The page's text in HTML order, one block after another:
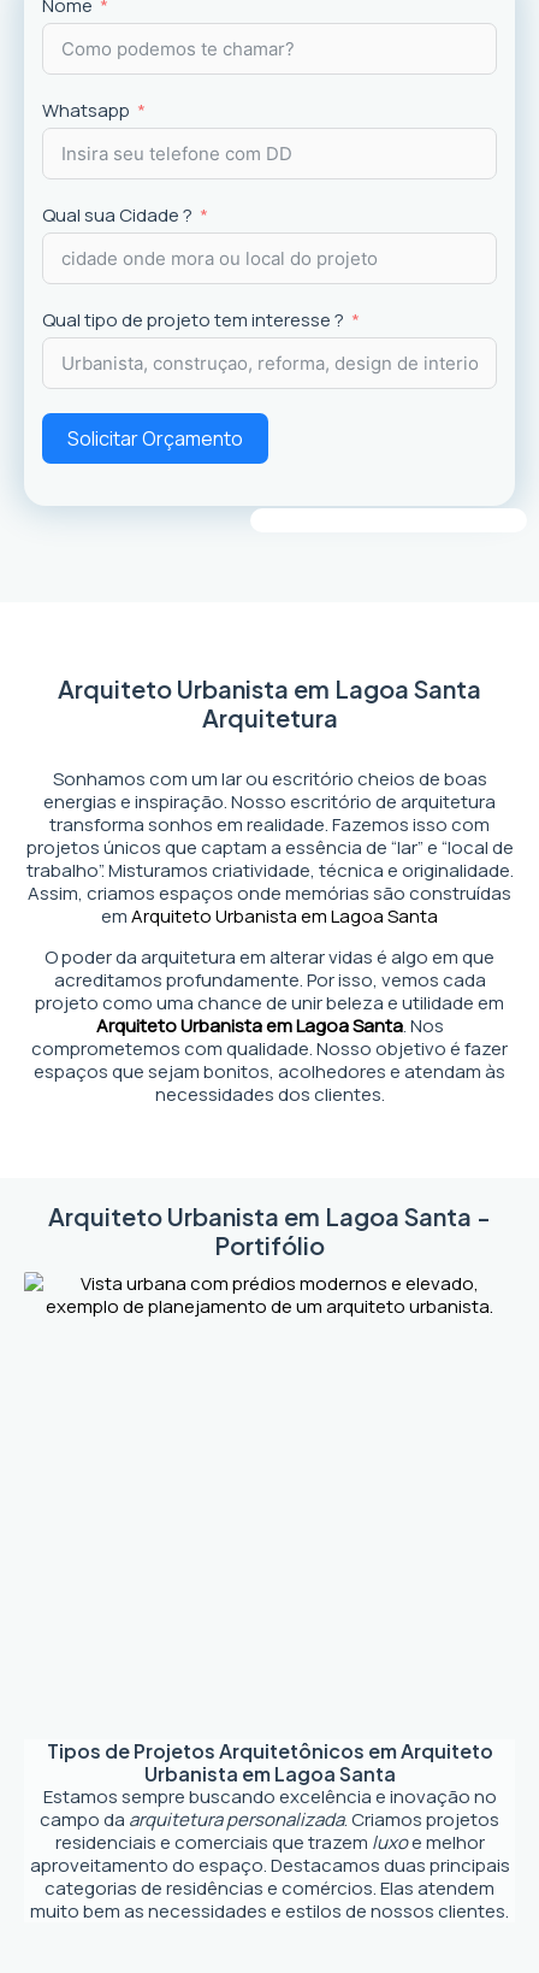
experiência dos usuários.
Nome
Whatsapp
Qual sua Cidade ?
Qual tipo de projeto tem interesse ?
Solicitar Orçamento
Arquiteto Urbanista em Lagoa Santa
Arquitetura
Sonhamos com um lar ou escritório cheios de boas
energias e inspiração. Nosso escritório de arquitetura
transforma sonhos em realidade. Fazemos isso com
projetos únicos que captam a essência de “lar” e “local de
trabalho”. Misturamos criatividade, técnica e originalidade.
Assim, criamos espaços onde memórias são construídas
emArquiteto Urbanista em Lagoa Santa
O poder da arquitetura em alterar vidas é algo em que
acreditamos profundamente. Por isso, vemos cada
projeto como uma chance de unir beleza e utilidade em
Arquiteto Urbanista em Lagoa Santa. Nos
comprometemos com qualidade. Nosso objetivo é fazer
espaços que sejam bonitos, acolhedores e atendam às
necessidades dos clientes.
Arquiteto Urbanista em Lagoa Santa -
Portifólio
Tipos de Projetos Arquitetônicos emArquiteto
Urbanista em Lagoa Santa
Estamos sempre buscando excelência e inovação no
campo da arquitetura personalizada. Criamos projetos
residenciais e comerciais que trazem luxoe melhor
aproveitamento do espaço. Destacamos duas principais
categorias de residências e comércios. Elas atendem
muito bem as necessidades e estilos de nossos clientes.